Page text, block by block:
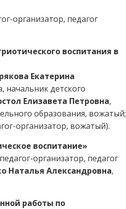
организатор, педагог
воспитания в
Екатерина
начальник детского
Елизавета Петровна,
образования, вожатый;
организатор, вожатый).
воспитание»
организатор, педагог
Наталья Александровна,
работы по